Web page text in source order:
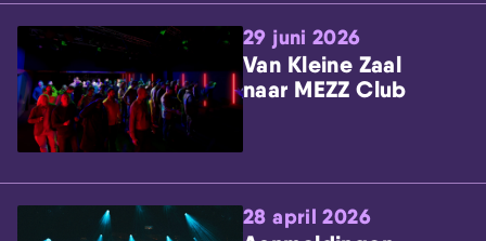
Skip navigatie
29 juni 2026
Van Kleine Zaal
naar MEZZ Club
28 april 2026